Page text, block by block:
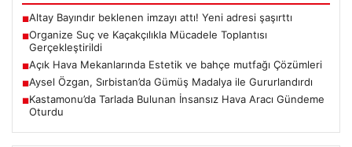
■Altay Bayındır beklenen imzayı attı! Yeni adresi şaşırttı
■Organize Suç ve Kaçakçılıkla Mücadele Toplantısı
Gerçekleştirildi
■Açık Hava Mekanlarında Estetik ve bahçe mutfağı Çözümleri
■Aysel Özgan, Sırbistan’da Gümüş Madalya ile Gururlandırdı
■Kastamonu’da Tarlada Bulunan İnsansız Hava Aracı Gündeme
Oturdu